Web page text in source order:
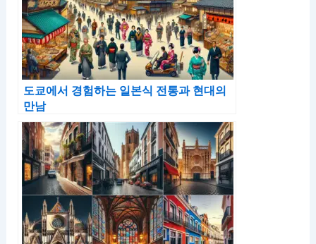
도쿄에서 경험하는 일본식 전통과 현대의
만남